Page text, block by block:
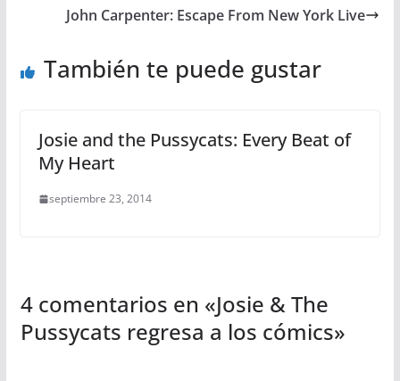
John Carpenter: Escape From New York Live
También te puede gustar
Josie and the Pussycats: Every Beat of
My Heart
septiembre 23, 2014
4 comentarios en «Josie & The
Pussycats regresa a los cómics»